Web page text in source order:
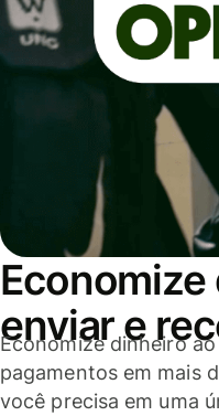
Economize
enviar e
Economize dinheiro
pagamentos em mais
você precisa em uma